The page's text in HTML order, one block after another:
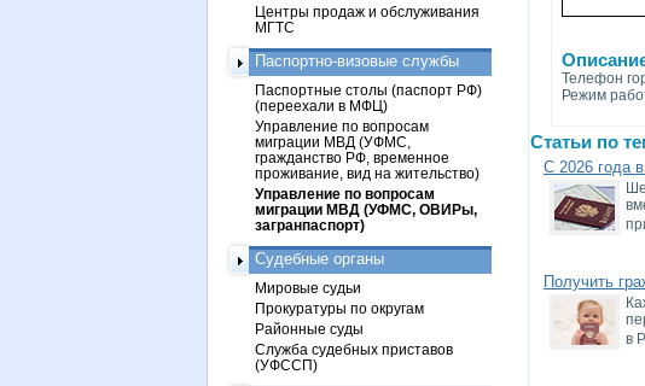
Телефон
Режим
Статьи по
С 2026 года
Получить
в
Центры продаж и обслуживания
МГТС
Паспортно-визовые службы
Паспортные столы (паспорт РФ)
(переехали в МФЦ)
Управление по вопросам
миграции МВД (УФМС,
гражданство РФ, временное
проживание, вид на жительство)
Управление по вопросам
миграции МВД (УФМС, ОВИРы,
загранпаспорт)
Судебные органы
Мировые судьи
Прокуратуры по округам
Районные суды
Служба судебных приставов
(УФССП)